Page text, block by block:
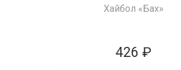
Хайбол «Бах»
426 ₽